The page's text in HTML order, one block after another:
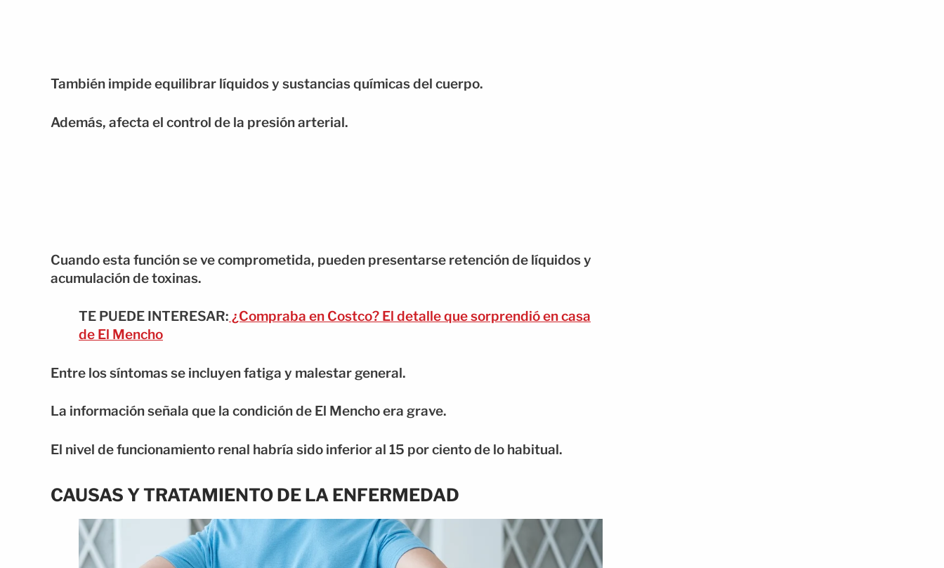
También impide equilibrar líquidos y sustancias químicas del cuerpo.
Además, afecta el control de la presión arterial.
Cuando esta función se ve comprometida, pueden presentarse retención de líquidos y
acumulación de toxinas.
TE PUEDE INTERESAR: ¿Compraba en Costco? El detalle que sorprendió en casa
de El Mencho
Entre los síntomas se incluyen fatiga y malestar general.
La información señala que la condición de El Mencho era grave.
El nivel de funcionamiento renal habría sido inferior al 15 por ciento de lo habitual.
CAUSAS Y TRATAMIENTO DE LA ENFERMEDAD